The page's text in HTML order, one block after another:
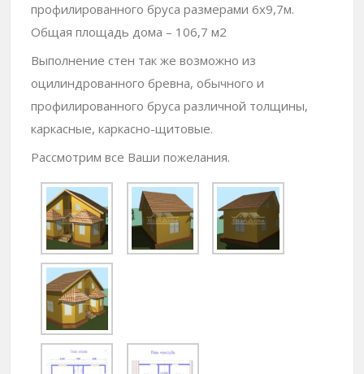
профилированного бруса размерами 6х9,7м.
Общая площадь дома – 106,7 м2
Выполнение стен так же возможно из
оцилиндрованного бревна, обычного и
профилированного бруса различной толщины,
каркасные, каркасно-щитовые.
Рассмотрим все Ваши пожелания.